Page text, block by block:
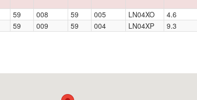
59 008 59 005 LN04XO 4.6
59 009 59 004 LN04XP 9.3